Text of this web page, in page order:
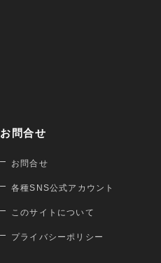
お問合せ
お問合せ
各種SNS公式アカウント
このサイトについて
プライバシーポリシー